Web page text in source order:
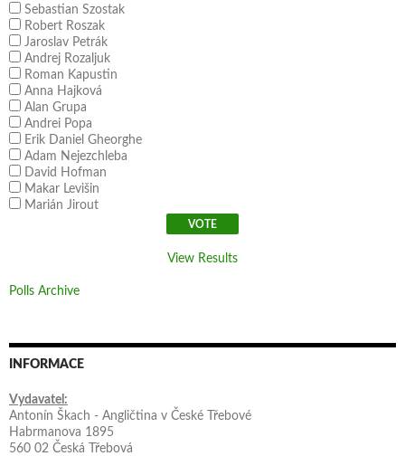
Sebastian Szostak
Robert Roszak
Jaroslav Petrák
Andrej Rozaljuk
Roman Kapustin
Anna Hajková
Alan Grupa
Andrei Popa
Erik Daniel Gheorghe
Adam Nejezchleba
David Hofman
Makar Levišin
Marián Jirout
View Results
Polls Archive
INFORMACE
Vydavatel:
Antonín Škach - Angličtina v České Třebové
Habrmanova 1895
560 02 Česká Třebová